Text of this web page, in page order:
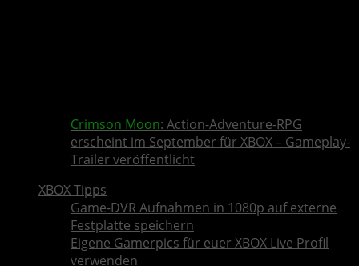
Crimson Moon: Action-Adventure-RPG
erscheint im September für XBOX – Gameplay-
Trailer veröffentlicht
XBOX Tipps
Game-DVR Aufnahmen in 1080p auf externe
Festplatte speichern
Eigene Gamerpics für euer XBOX Live Profil
verwenden